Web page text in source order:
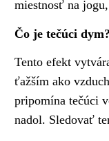
miestnosť na
Čo je tečúci dym?
Tento efekt
ťažším ako
pripomína tečúci
nadol. Sledovať